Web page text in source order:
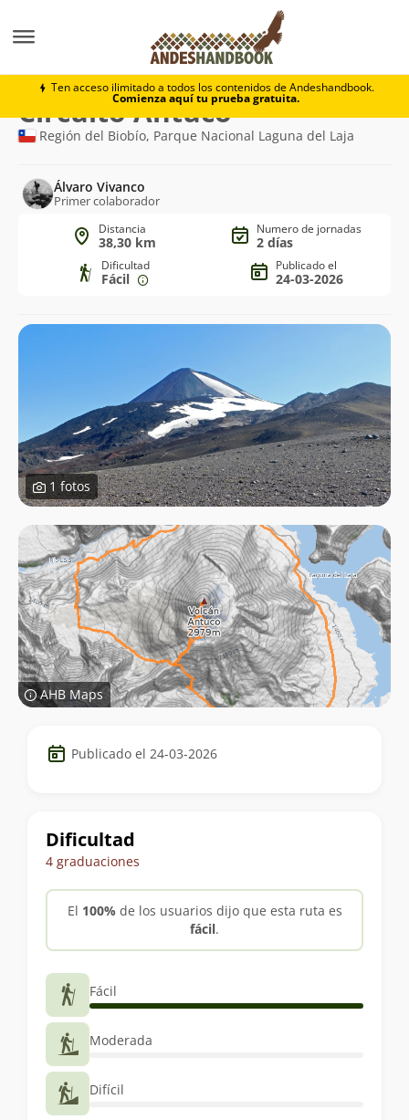
Ten acceso ilimitado a todos los contenidos de Andeshandbook.
Comienza aquí tu prueba gratuita.
Circuito Antuco
Ruta
de
trekking
Circuito Antuco
Región del Biobío, Parque Nacional Laguna del Laja
Álvaro Vivanco
Primer colaborador
Distancia
38,30 km
Numero de jornadas
2 días
Dificultad
Fácil
Publicado el
24-03-2026
1 fotos
AHB Maps
Datos
del Publicado el 24-03-2026
Dificultad
4 graduaciones
El 100% de los usuarios dijo que esta ruta es
fácil.
Fácil
Moderada
Difícil